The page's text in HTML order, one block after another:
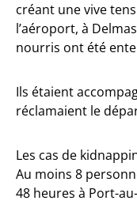
créant une vive
l’aéroport, à
nourris ont été
Ils étaient
réclamaient le
Les cas de
Au moins 8
48 heures à Port-